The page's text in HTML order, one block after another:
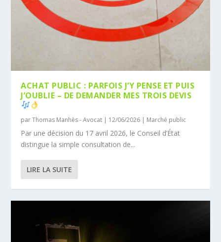
ACHAT PUBLIC : PARFOIS J’Y PENSE ET PUIS
J’OUBLIE – DE DEMANDER MES TROIS DEVIS
parThomas Manhès - Avocat | 12/06/2026 | Marché public
Par une décision du 17 avril 2026, le Conseil d’État
distingue la simple consultation de...
LIRE LA SUITE